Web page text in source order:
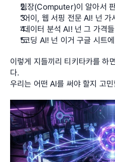
팀장(Computer)이 알아서
"어이, 웹 서핑 전문 AI! 넌 가
"데이터 분석 AI! 넌 그 가격
"코딩 AI! 넌 이거 구글 시트
이렇게 지들끼리 티키타카를 하
다.
우리는 어떤 AI를 써야 할지 고